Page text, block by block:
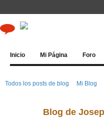
Inicio Mi Página Foro
Todos los posts de blog Mi Blog
Blog de